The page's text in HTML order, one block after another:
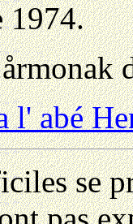
1974.
l' abé
se